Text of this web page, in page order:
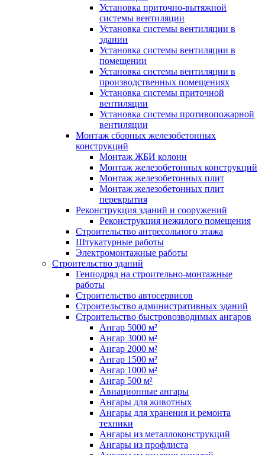
Установка приточно-вытяжной
системы вентиляции
Установка системы вентиляции в
здании
Установка системы вентиляции в
помещении
Установка системы вентиляции в
производственных помещениях
Установка системы приточной
вентиляции
Установка системы противопожарной
вентиляции
Монтаж сборных железобетонных
конструкций
Монтаж ЖБИ колонн
Монтаж железобетонных конструкций
Монтаж железобетонных плит
Монтаж железобетонных плит
перекрытия
Реконструкция зданий и сооружений
Реконструкция нежилого помещения
Строительство антресольного этажа
Штукатурные работы
Электромонтажные работы
Строительство зданий
Генподряд на строительно-монтажные
работы
Строительство автосервисов
Строительство административных зданий
Строительство быстровозводимых ангаров
Ангар 5000 м²
Ангар 3000 м²
Ангар 2000 м²
Ангар 1500 м²
Ангар 1000 м²
Ангар 500 м²
Авиационные ангары
Ангары для животных
Ангары для хранения и ремонта
техники
Ангары из металлоконструкций
Ангары из профлиста